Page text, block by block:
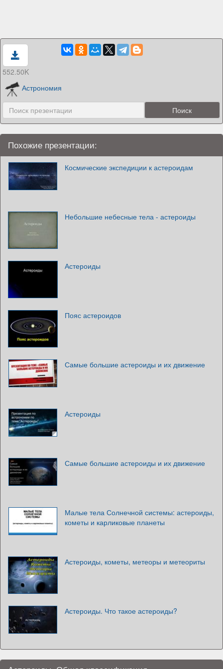
552.50K
Астрономия
Похожие презентации:
Космические экспедиции к астероидам
Небольшие небесные тела - астероиды
Астероиды
Пояс астероидов
Самые большие астероиды и их движение
Астероиды
Самые большие астероиды и их движение
Малые тела Солнечной системы: астероиды,
кометы и карликовые планеты
Астероиды, кометы, метеоры и метеориты
Астероиды. Что такое астероиды?